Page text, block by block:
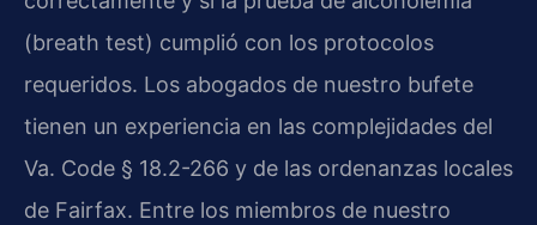
(breath test) cumplió con los protocolos
requeridos. Los abogados de nuestro bufete
tienen un experiencia en las complejidades del
Va. Code § 18.2-266 y de las ordenanzas locales
de Fairfax. Entre los miembros de nuestro